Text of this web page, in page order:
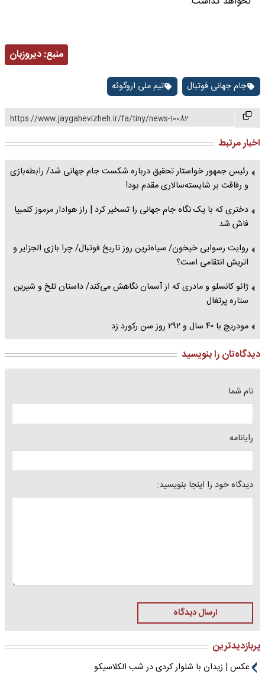
منبع:دیروزبان
جام جهانی فوتبال تیم ملی اروگوئه
https://www.jaygahevizheh.ir/fa/tiny/news-10082
اخبار مرتبط
رئیس جمهور خواستار تحقیق درباره شکست جام جهانی شد/ رابطه‌بازی
و رفاقت بر شایسته‌سالاری مقدم بود!
دختری که با یک نگاه جام جهانی را تسخیر کرد | راز هوادار مرموز کلمبیا
فاش شد
روایت رسوایی خیخون/ سیاه‌ترین روز تاریخ فوتبال/ چرا بازی الجزایر و
اتریش انتقامی است؟
ژائو کانسلو و مادری که از آسمان نگاهش می‌کند/ داستان تلخ و شیرین
ستاره پرتغال
مودریچ با ۴۰ سال و ۲۹۲ روز سن رکورد زد
دیدگاه‌تان را بنویسید
نام شما
رایانامه
دیدگاه خود را اینجا بنویسید:
ارسال دیدگاه
پربازدیدترین
عکس | زیدان با شلوار کردی در شب الکلاسیکو